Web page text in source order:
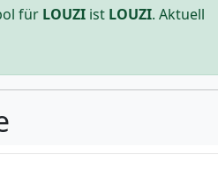
für LOUZI ist LOUZI. Aktuell